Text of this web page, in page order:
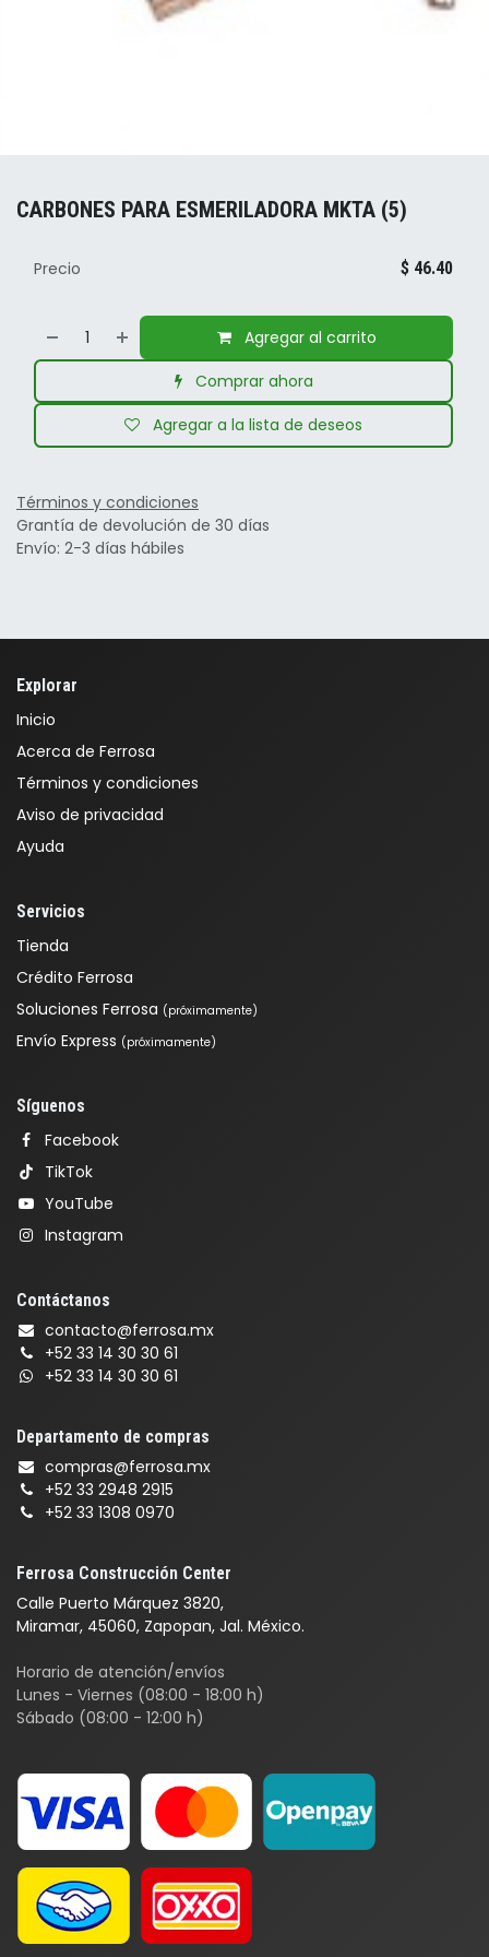
CARBONES PARA ESMERILADORA MKTA (5)
Agregar al carrito
Comprar ahora
Agregar a la lista de deseos
Precio $ 46.40
Términos y condiciones
Grantía de devolución de 30 días
Envío: 2-3 días hábiles
Explorar
Inicio
Acerca de Ferrosa
Términos y condiciones
Aviso de privacidad
Ayuda
Servicios
Tienda
Crédito Ferrosa
Soluciones Ferrosa (próximamente)
Envío Express (próximamente)
Ferrosa Construcción Center
Calle Puerto Márquez 3820,
Miramar, 45060, Zapopan, Jal. México.
Horario de atención/envíos
Lunes - Viernes (08:00 - 18:00 h)
Sábado (08:00 - 12:00 h)
Síguenos
Facebook
TikTok
YouTube
Instagram
Contáctanos
contacto@ferrosa.mx
+52 33 14 30 30 61
+52 33 14 30 30 61
Departamento de compras
compras@ferrosa.mx
+52 33 2948 2915
+52 33 1308 0970